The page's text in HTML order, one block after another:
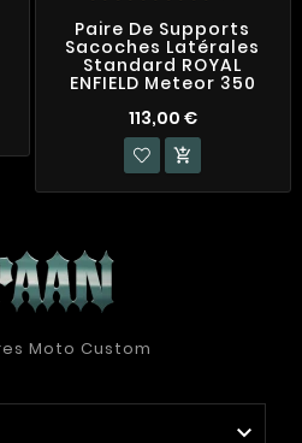
Paire De Supports
Sacoches Latérales
Standard ROYAL
ENFIELD Meteor 350
113,00 €

Moto Custom
